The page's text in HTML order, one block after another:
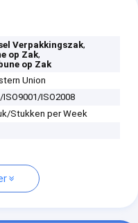
Verpakkingszak,
op Zak,
op Zak
Union
ISO9001/ISO2008
Stukken per Week